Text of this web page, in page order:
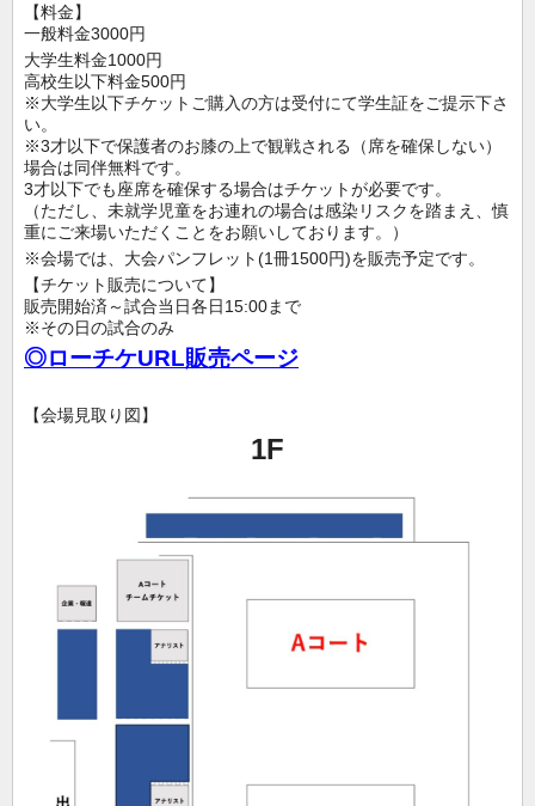
【料金】
一般料金3000円
大学生料金1000円
高校生以下料金500円
※大学生以下チケットご購入の方は受付にて学生証をご提示下さ
い。
※3才以下で保護者のお膝の上で観戦される（席を確保しない）
場合は同伴無料です。
3才以下でも座席を確保する場合はチケットが必要です。
（ただし、未就学児童をお連れの場合は感染リスクを踏まえ、慎
重にご来場いただくことをお願いしております。）
※会場では、大会パンフレット(1冊1500円)を販売予定です。
【チケット販売について】
販売開始済～試合当日各日15:00まで
※その日の試合のみ
◎ローチケURL販売ページ
【会場見取り図】
1F